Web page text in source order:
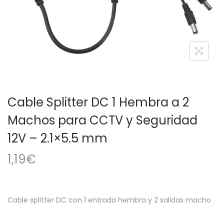
a
c
i
d
Cable Splitter DC 1 Hembra a 2
Machos para CCTV y Seguridad
12V – 2.1×5.5 mm
1,19€
Cable splitter DC con 1 entrada hembra y 2 salidas macho